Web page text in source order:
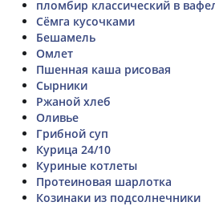
пломбир классический в
Сёмга кусочками
Бешамель
Омлет
Пшенная каша рисовая
Сырники
Ржаной хлеб
Оливье
Грибной суп
Курица 24/10
Куриные котлеты
Протеиновая шарлотка
Козинаки из подсолнечники